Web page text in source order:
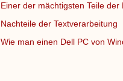
Einer der mächtigsten Teile der
Nachteile der Textverarbeitung
Wie man einen Dell PC von